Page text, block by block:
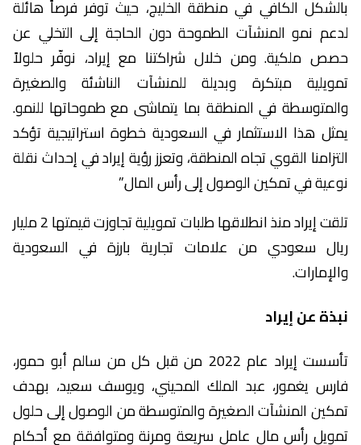
بالشكل الكافي في منطقة الخليج، حيث توفر فرصاً هائلة
لدعم نمو المنشآت الطموحة دون الحاجة إلى التخلي عن
حصص ملكية. ومن خلال شراكتنا مع إيراد، نوفّر حلولاً
تمويلية مبتكرة وبديلة للمنشآت الناشئة والصغيرة
والمتوسطة في المنطقة بما يتماشى مع طموحاتها للنمو.
يمثل هذا الاستثمار في السعودية خطوة استراتيجية تؤكد
التزامنا القوي تجاه المنطقة، وتعزز رؤية إيراد في إحداث نقلة
نوعية في تمكين الوصول إلى رأس المال.”
تلقت إيراد منذ انطلاقها طلبات تمويلية تجاوزت قيمتها 2 مليار
ريال سعودي من علامات تجارية بارزة في السعودية
والإمارات.
نبذة عن إيراد
تأسست إيراد عام 2022 من قبل كل من سالم أبو حمور،
فارس يغمور، عبد الملك المحيني، ويوسف سعيد، بهدف
تمكين المنشآت الصغيرة والمتوسطة من الوصول إلى حلول
تمويل رأس مال عامل سريعة ومرنة ومتوافقة مع أحكام